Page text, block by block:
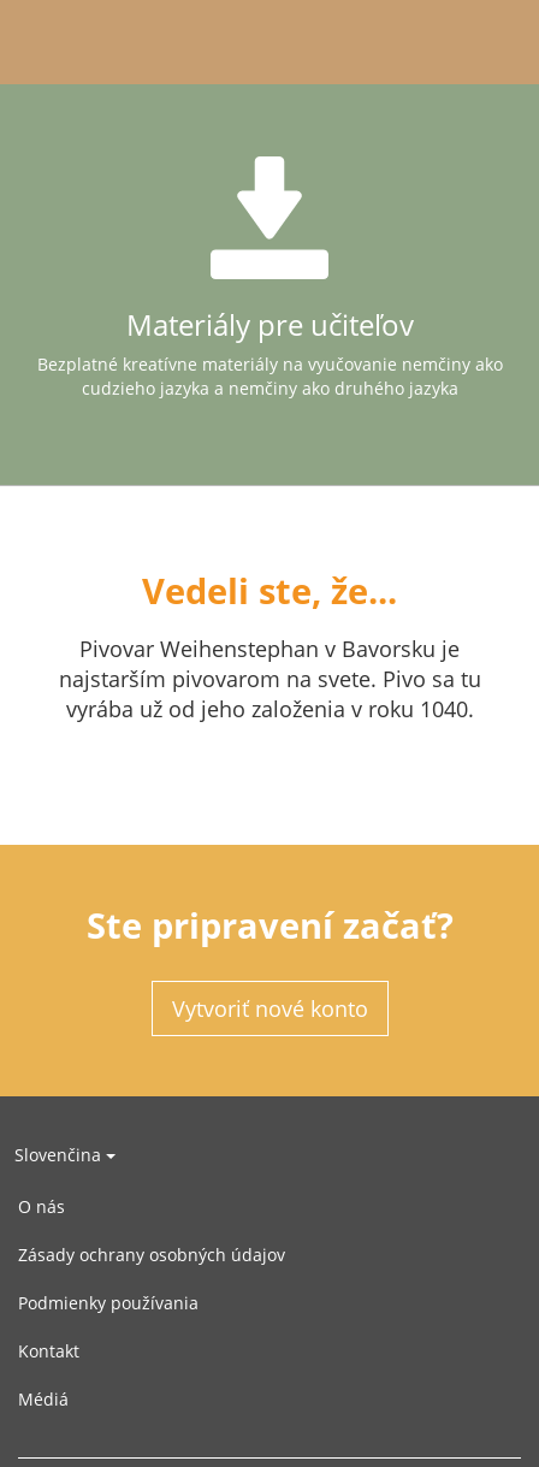
Materiály pre učiteľov
Bezplatné kreatívne materiály na vyučovanie nemčiny ako
cudzieho jazyka a nemčiny ako druhého jazyka
Vedeli ste, že...
Pivovar Weihenstephan v Bavorsku je
najstarším pivovarom na svete. Pivo sa tu
vyrába už od jeho založenia v roku 1040.
Ste pripravení začať?
Vytvoriť nové konto
Slovenčina
O nás
Zásady ochrany osobných údajov
Podmienky používania
Kontakt
Médiá